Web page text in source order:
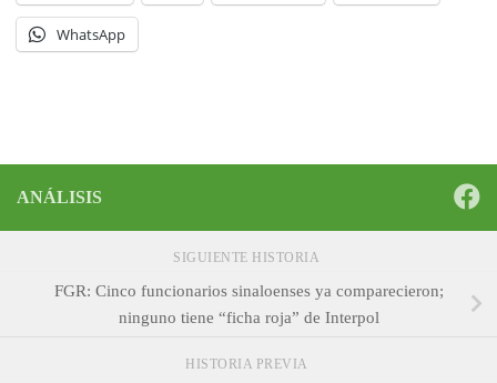
WhatsApp
ANÁLISIS
SIGUIENTE HISTORIA
FGR: Cinco funcionarios sinaloenses ya comparecieron;
ninguno tiene “ficha roja” de Interpol
HISTORIA PREVIA